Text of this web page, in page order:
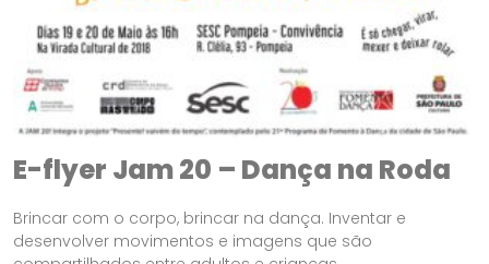
E-flyer Jam 20 – Dança na Roda
Brincar com o corpo, brincar na dança. Inventar e
desenvolver movimentos e imagens que são